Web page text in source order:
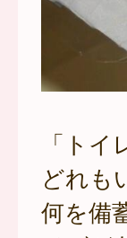
「ト
どれも
何を備